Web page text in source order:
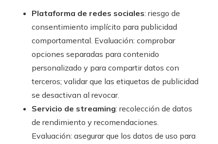
Plataforma de redes sociales: riesgo de
consentimiento implícito para publicidad
comportamental. Evaluación: comprobar
opciones separadas para contenido
personalizado y para compartir datos con
terceros; validar que las etiquetas de publicidad
se desactivan al revocar.
Servicio de streaming: recolección de datos
de rendimiento y recomendaciones.
Evaluación: asegurar que los datos de uso para